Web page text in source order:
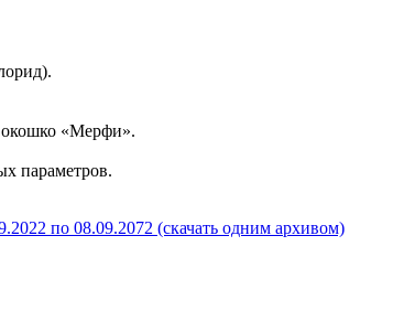
«Мерфи».
параметров.
по 08.09.2072 (скачать одним архивом)